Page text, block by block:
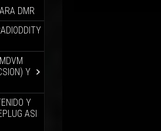
DMR
Y
Y
ASI